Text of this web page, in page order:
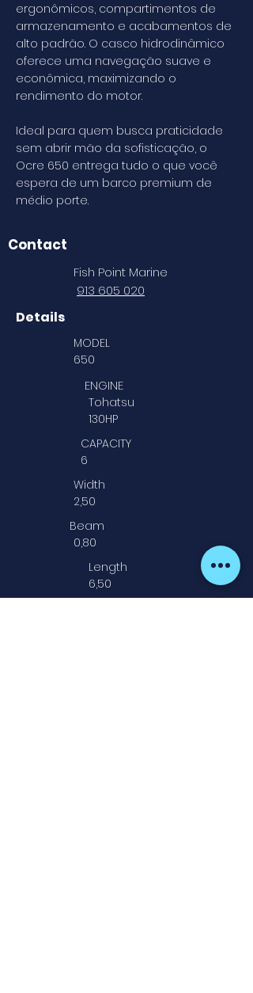
ergonômicos, compartimentos de
armazenamento e acabamentos de
alto padrão. O casco hidrodinâmico
oferece uma navegação suave e
econômica, maximizando o
rendimento do motor.
Ideal para quem busca praticidade
sem abrir mão da sofisticação, o
Ocre 650 entrega tudo o que você
espera de um barco premium de
médio porte.
Contact
Fish Point Marine
913 605 020
Details
MODEL
650
ENGINE
Tohatsu
130HP
CAPACITY
6
Width
2,50
Beam
0,80
Length
6,50